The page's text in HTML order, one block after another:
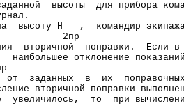
высоты  для прибора
высоту H   ,  командир
2пр
вторичной  поправки.  Если в
отклонение
заданных  в  их
вторичной поправки
увеличилось,  то  при